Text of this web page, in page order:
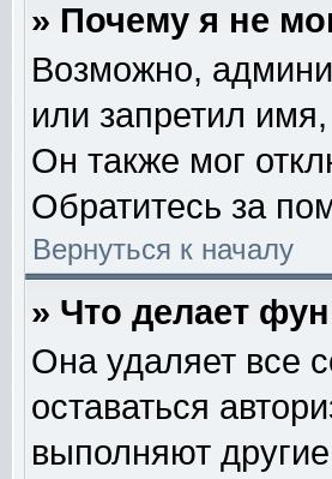
» Почему я не
Возможно,
или запретил
Он также мог
Обратитесь за
Вернуться к началу
» Что делает
Она удаляет все
оставаться
выполняют